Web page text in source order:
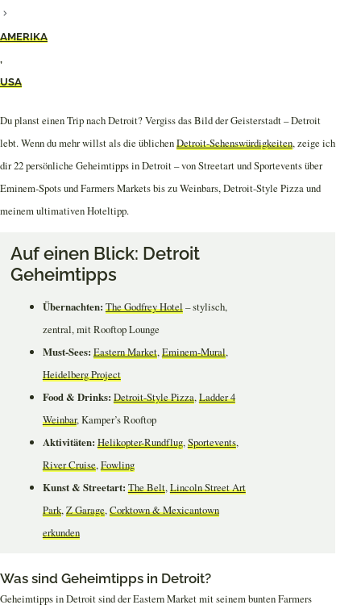
AMERIKA
,
USA
Du planst einen Trip nach Detroit? Vergiss das Bild der Geisterstadt – Detroit
lebt. Wenn du mehr willst als die üblichenDetroit-Sehenswürdigkeiten, zeige ich
dir 22 persönliche Geheimtipps in Detroit – von Streetart und Sportevents über
Eminem-Spots und Farmers Markets bis zu Weinbars, Detroit-Style Pizza und
meinem ultimativen Hoteltipp.
Auf einen Blick: Detroit
Geheimtipps
Übernachten: The Godfrey Hotel– stylisch,
zentral, mit Rooftop Lounge
Must-Sees: Eastern Market, Eminem-Mural,
Heidelberg Project
Food & Drinks: Detroit-Style Pizza, Ladder 4
Weinbar, Kamper’s Rooftop
Aktivitäten: Helikopter-Rundflug, Sportevents,
River Cruise, Fowling
Kunst & Streetart: The Belt, Lincoln Street Art
Park, Z Garage, Corktown & Mexicantown
erkunden
Was sind Geheimtipps in Detroit?
Geheimtipps in Detroit sind der Eastern Market mit seinem bunten Farmers